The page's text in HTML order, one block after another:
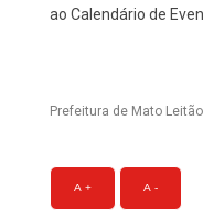
ao Calendário de
Prefeitura de Mato Leitão
A + A -